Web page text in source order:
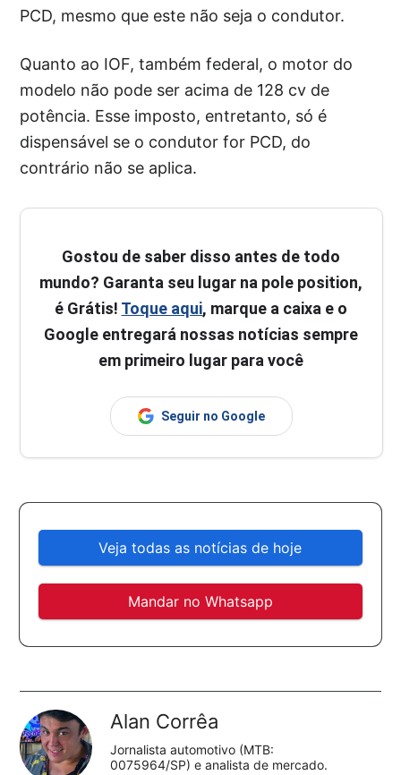
PCD, mesmo que este não seja o condutor.
Quanto ao IOF, também federal, o motor do
modelo não pode ser acima de 128 cv de
potência. Esse imposto, entretanto, só é
dispensável se o condutor for PCD, do
contrário não se aplica.
Gostou de saber disso antes de todo
mundo? Garanta seu lugar na pole position,
é Grátis! Toque aqui, marque a caixa e o
Google entregará nossas notícias sempre
em primeiro lugar para você
Seguir no Google
Veja todas as notícias de hoje
Mandar no Whatsapp
Alan Corrêa
Jornalista automotivo (MTB:
0075964/SP) e analista de mercado.